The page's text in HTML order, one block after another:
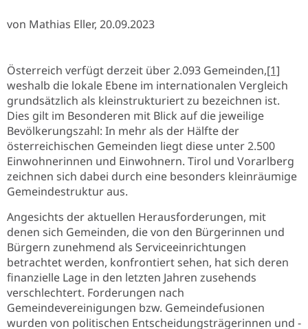
von Mathias Eller, 20.09.2023
Österreich verfügt derzeit über 2.093 Gemeinden,[1]
weshalb die lokale Ebene im internationalen Vergleich
grundsätzlich als kleinstrukturiert zu bezeichnen ist.
Dies gilt im Besonderen mit Blick auf die jeweilige
Bevölkerungszahl: In mehr als der Hälfte der
österreichischen Gemeinden liegt diese unter 2.500
Einwohnerinnen und Einwohnern. Tirol und Vorarlberg
zeichnen sich dabei durch eine besonders kleinräumige
Gemeindestruktur aus.
Angesichts der aktuellen Herausforderungen, mit
denen sich Gemeinden, die von den Bürgerinnen und
Bürgern zunehmend als Serviceeinrichtungen
betrachtet werden, konfrontiert sehen, hat sich deren
finanzielle Lage in den letzten Jahren zusehends
verschlechtert. Forderungen nach
Gemeindevereinigungen bzw. Gemeindefusionen
wurden von politischen Entscheidungsträgerinnen und -